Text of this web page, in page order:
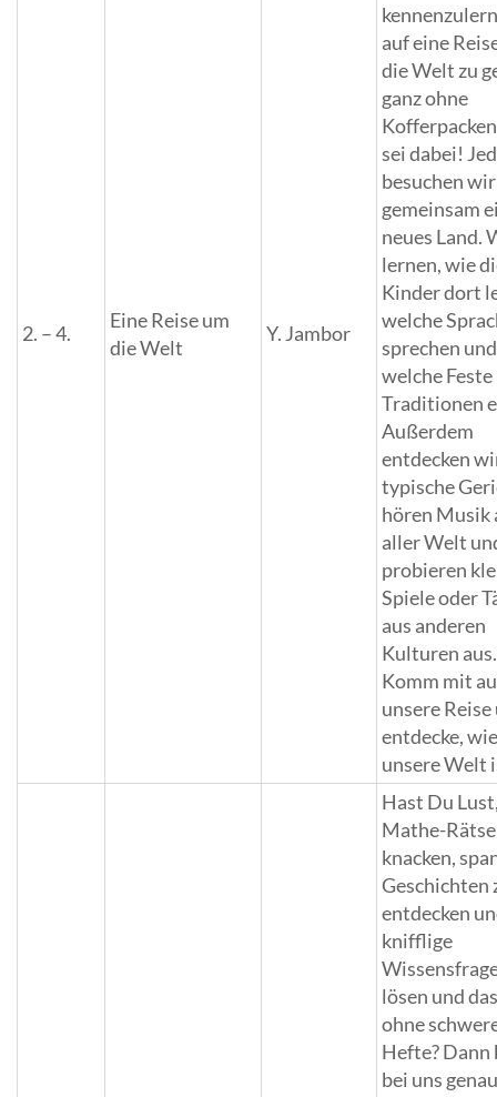
2. – 4.
Eine Reise um
die Welt
Y. Jambor
auf eine
die Welt zu
ganz ohne
sei dabei!
besuchen wir
gemeinsam
neues Land.
lernen, wie
Kinder dort
welche
sprechen und
welche
Traditionen
Außerdem
entdecken
typische
hören Musik
aller Welt
probieren
Spiele oder
aus anderen
Kulturen aus.
Komm mit
unsere
entdecke,
unsere Welt
Hast Du
Mathe-
knacken,
Geschichten
entdecken
knifflige
lösen und
ohne
Hefte?
bei uns